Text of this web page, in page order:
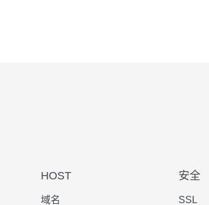
HOST
域名
安全
SSL